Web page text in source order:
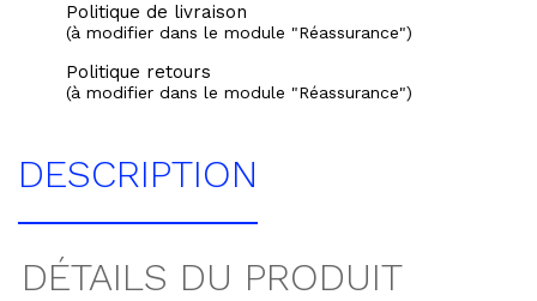
Politique de livraison
(à modifier dans le module "Réassurance")
Politique retours
(à modifier dans le module "Réassurance")
DESCRIPTION
DÉTAILS DU PRODUIT